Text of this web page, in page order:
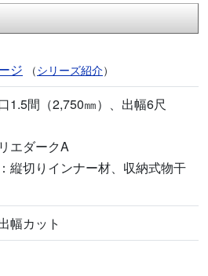
ジ （シリーズ紹介）
1.5間（2,750㎜）、出幅6尺
エダークA
縦切りインナー材、収納式物干
幅カット